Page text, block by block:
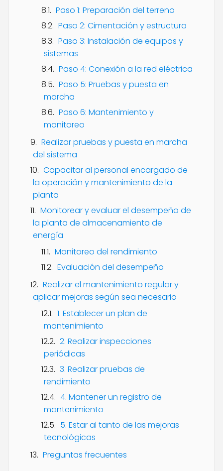
Paso 1: Preparación del terreno
Paso 2: Cimentación y estructura
Paso 3: Instalación de equipos y
sistemas
Paso 4: Conexión a la red eléctrica
Paso 5: Pruebas y puesta en
marcha
Paso 6: Mantenimiento y
monitoreo
Realizar pruebas y puesta en marcha
del sistema
Capacitar al personal encargado de
la operación y mantenimiento de la
planta
Monitorear y evaluar el desempeño de
la planta de almacenamiento de
energía
Monitoreo del rendimiento
Evaluación del desempeño
Realizar el mantenimiento regular y
aplicar mejoras según sea necesario
1. Establecer un plan de
mantenimiento
2. Realizar inspecciones
periódicas
3. Realizar pruebas de
rendimiento
4. Mantener un registro de
mantenimiento
5. Estar al tanto de las mejoras
tecnológicas
Preguntas frecuentes